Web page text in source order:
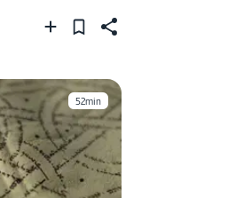
52min